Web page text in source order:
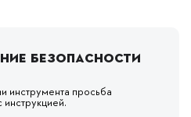
безопасности
инструмента просьба
инструкцией.